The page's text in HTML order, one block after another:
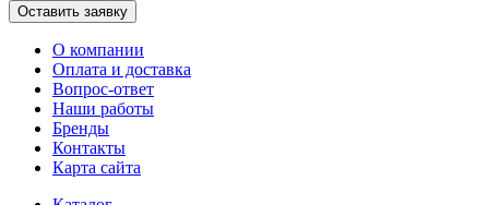
Оставить заявку
О компании
Оплата и доставка
Вопрос-ответ
Наши работы
Бренды
Контакты
Карта сайта